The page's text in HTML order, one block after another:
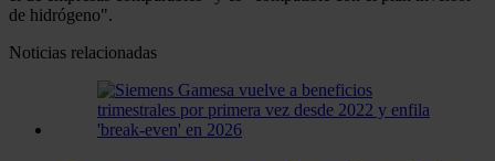
datos personales y establezca sus preferencias en la
sección de datos
consentimiento en cualquier momento en la Declaración
de cookies.
de hidrógeno".
Noticias relacionadas